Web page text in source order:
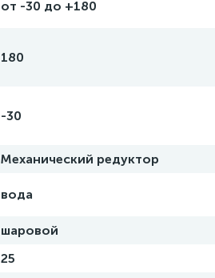
от -30 до +180
180
-30
Механический редуктор
вода
шаровой
25